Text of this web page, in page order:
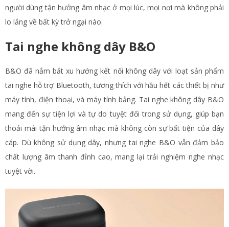
người dùng tận hưởng âm nhạc ở mọi lúc, mọi nơi mà không phải
lo lắng về bất kỳ trở ngại nào.
Tai nghe không dây B&O
B&O đã nắm bắt xu hướng kết nối không dây với loạt sản phẩm
tai nghe hỗ trợ Bluetooth, tương thích với hầu hết các thiết bị như
máy tính, điện thoại, và máy tính bảng. Tai nghe không dây B&O
mang đến sự tiện lợi và tự do tuyệt đối trong sử dụng, giúp bạn
thoải mái tận hưởng âm nhạc mà không còn sự bất tiện của dây
cáp. Dù không sử dụng dây, nhưng tai nghe B&O vẫn đảm bảo
chất lượng âm thanh đỉnh cao, mang lại trải nghiệm nghe nhạc
tuyệt vời.